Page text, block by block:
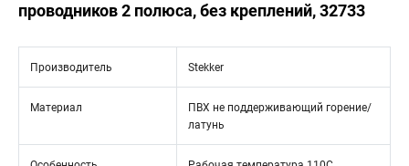
проводников 2 полюса, без креплений, 32733
Производитель Stekker
Материал
ПВХ не поддерживающий горение/
латунь